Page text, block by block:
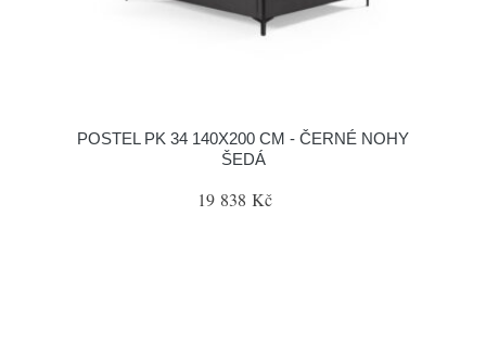
POSTEL PK 34 140X200 CM - ČERNÉ NOHY
ŠEDÁ
19 838 Kč